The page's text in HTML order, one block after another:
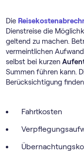
Die
Dienstreise die
geltend zu machen.
vermeintlichen
selbst bei kurzen
Summen führen kann.
Berücksichtigung
Fahrtkosten